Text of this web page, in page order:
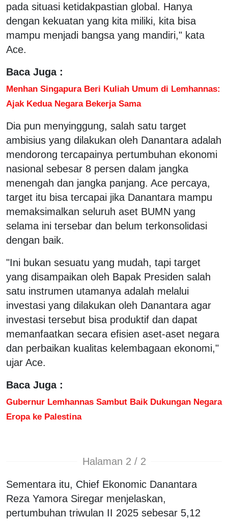
pada situasi ketidakpastian global. Hanya
dengan kekuatan yang kita miliki, kita bisa
mampu menjadi bangsa yang mandiri," kata
Ace.
Baca Juga :
Menhan Singapura Beri Kuliah Umum di Lemhannas:
Ajak Kedua Negara Bekerja Sama
Dia pun menyinggung, salah satu target
ambisius yang dilakukan oleh Danantara adalah
mendorong tercapainya pertumbuhan ekonomi
nasional sebesar 8 persen dalam jangka
menengah dan jangka panjang. Ace percaya,
target itu bisa tercapai jika Danantara mampu
memaksimalkan seluruh aset BUMN yang
selama ini tersebar dan belum terkonsolidasi
dengan baik.
"Ini bukan sesuatu yang mudah, tapi target
yang disampaikan oleh Bapak Presiden salah
satu instrumen utamanya adalah melalui
investasi yang dilakukan oleh Danantara agar
investasi tersebut bisa produktif dan dapat
memanfaatkan secara efisien aset-aset negara
dan perbaikan kualitas kelembagaan ekonomi,"
ujar Ace.
Baca Juga :
Gubernur Lemhannas Sambut Baik Dukungan Negara
Eropa ke Palestina
Halaman 2 / 2
Sementara itu, Chief Ekonomic Danantara
Reza Yamora Siregar menjelaskan,
pertumbuhan triwulan II 2025 sebesar 5,12